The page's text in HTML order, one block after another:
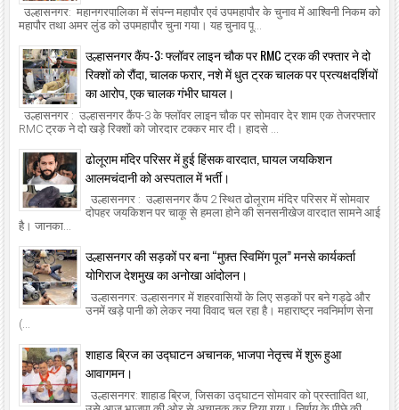
उल्हासनगर: महानगरपालिका में संपन्न महापौर एवं उपमहापौर के चुनाव में आश्विनी निकम को
महापौर तथा अमर लुंड को उपमहापौर चुना गया। यह चुनाव पू...
उल्हासनगर कैंप-3: फ्लॉवर लाइन चौक पर RMC ट्रक की रफ्तार ने दो
रिक्शों को रौंदा, चालक फरार, नशे में धुत ट्रक चालक पर प्रत्यक्षदर्शियों
का आरोप, एक चालक गंभीर घायल।
उल्हासनगर : उल्हासनगर कैंप-3 के फ्लॉवर लाइन चौक पर सोमवार देर शाम एक तेजरफ्तार
RMC ट्रक ने दो खड़े रिक्शों को जोरदार टक्कर मार दी। हादसे ...
ढोलूराम मंदिर परिसर में हुई हिंसक वारदात, घायल जयकिशन
आलमचंदानी को अस्पताल में भर्ती।
उल्हासनगर : उल्हासनगर कैंप 2 स्थित ढोलूराम मंदिर परिसर में सोमवार
दोपहर जयकिशन पर चाकू से हमला होने की सनसनीखेज वारदात सामने आई
है। जानका...
उल्हासनगर की सड़कों पर बना “मुफ़्त स्विमिंग पूल” मनसे कार्यकर्ता
योगिराज देशमुख का अनोखा आंदोलन।
उल्हासनगर: उल्हासनगर में शहरवासियों के लिए सड़कों पर बने गड्ढे और
उनमें खड़े पानी को लेकर नया विवाद चल रहा है। महाराष्ट्र नवनिर्माण सेना
(...
शाहाड ब्रिज का उद्घाटन अचानक, भाजपा नेतृत्त्व में शुरू हुआ
आवागमन।
उल्हासनगर: शाहाड ब्रिज, जिसका उद्घाटन सोमवार को प्रस्तावित था,